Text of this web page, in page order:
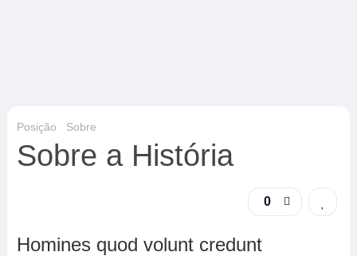
Posição Sobre
Sobre a História
0
Homines quod volunt credunt